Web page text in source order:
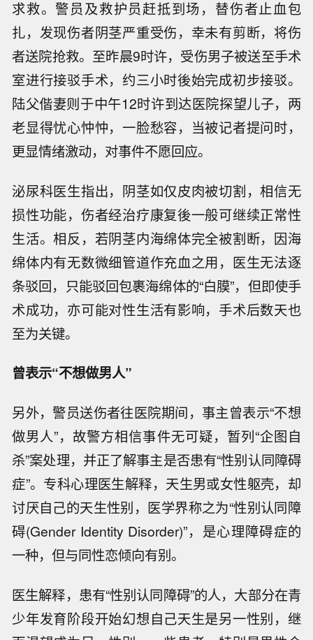
求救。警员及救护员赶抵到场，替伤者止血包
扎，发现伤者阴茎严重受伤，幸未有剪断，将伤
者送院抢救。至昨晨9时许，受伤男子被送至手术
室进行接驳手术，约三小时後始完成初步接驳。
陆父偕妻则于中午12时许到达医院探望儿子，两
老显得忧心忡忡，一脸愁容，当被记者提问时，
更显情绪激动，对事件不愿回应。
泌尿科医生指出，阴茎如仅皮肉被切割，相信无
损性功能，伤者经治疗康复後一般可继续正常性
生活。相反，若阴茎内海绵体完全被割断，因海
绵体内有无数微细管道作充血之用，医生无法逐
条驳回，只能驳回包裹海绵体的“白膜”，但即使手
术成功，亦可能对性生活有影响，手术后数天也
至为关键。
曾表示“不想做男人”
另外，警员送伤者往医院期间，事主曾表示“不想
做男人”，故警方相信事件无可疑，暂列“企图自
杀”案处理，并正了解事主是否患有“性别认同障碍
症”。专科心理医生解释，天生男或女性躯壳，却
讨厌自己的天生性别，医学界称之为“性别认同障
碍(Gender Identity Disorder)”，是心理障碍症的
一种，但与同性恋倾向有别。
医生解释，患有“性别认同障碍”的人，大部分在青
少年发育阶段开始幻想自己天生是另一性别，继